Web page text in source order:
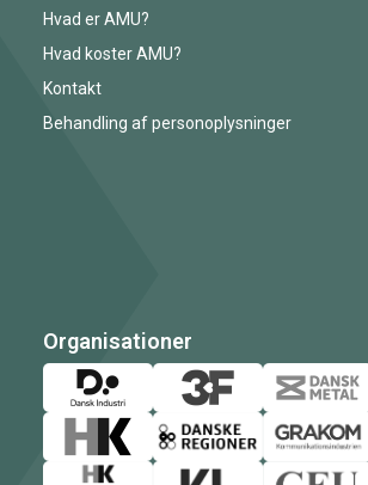
Hvad er AMU?
Hvad koster AMU?
Kontakt
Behandling af personoplysninger
Organisationer